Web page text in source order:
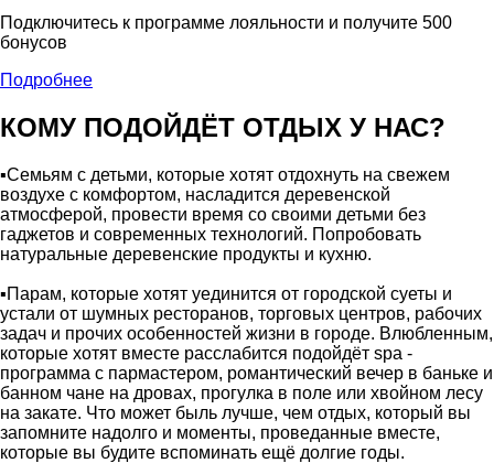
Подключитесь к программе лояльности и получите 500
бонусов
Подробнее
КОМУ ПОДОЙДЁТ ОТДЫХ У НАС?
▪️Семьям с детьми, которые хотят отдохнуть на свежем
воздухе с комфортом, насладится деревенской
атмосферой, провести время со своими детьми без
гаджетов и современных технологий. Попробовать
натуральные деревенские продукты и кухню.
▪️Парам, которые хотят уединится от городской суеты и
устали от шумных ресторанов, торговых центров, рабочих
задач и прочих особенностей жизни в городе. Влюбленным,
которые хотят вместе расслабится подойдёт spa -
программа с пармастером, романтический вечер в баньке и
банном чане на дровах, прогулка в поле или хвойном лесу
на закате. Что может быль лучше, чем отдых, который вы
запомните надолго и моменты, проведанные вместе,
которые вы будите вспоминать ещё долгие годы.